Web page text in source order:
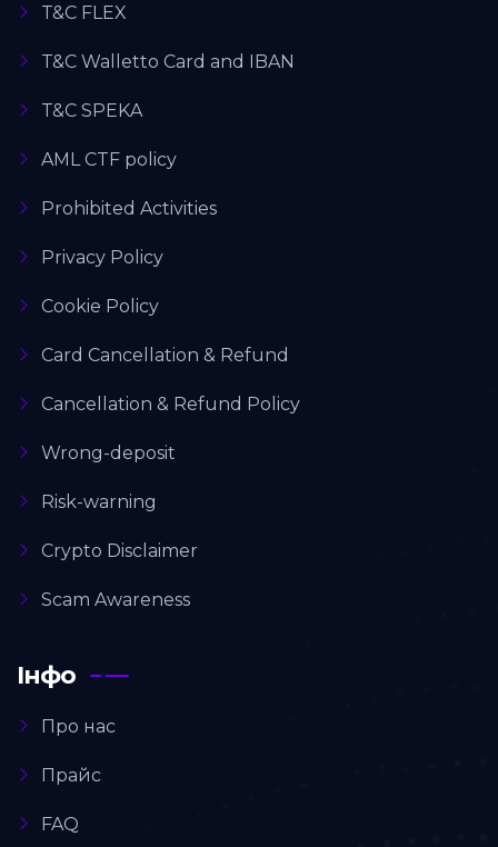
T&C FLEX
T&C Walletto Card and IBAN
T&C SPEKA
AML CTF policy
Prohibited Activities
Privacy Policy
Cookie Policy
Card Cancellation & Refund
Cancellation & Refund Policy
Wrong-deposit
Risk-warning
Crypto Disclaimer
Scam Awareness
Інфо
Про нас
Прайс
FAQ